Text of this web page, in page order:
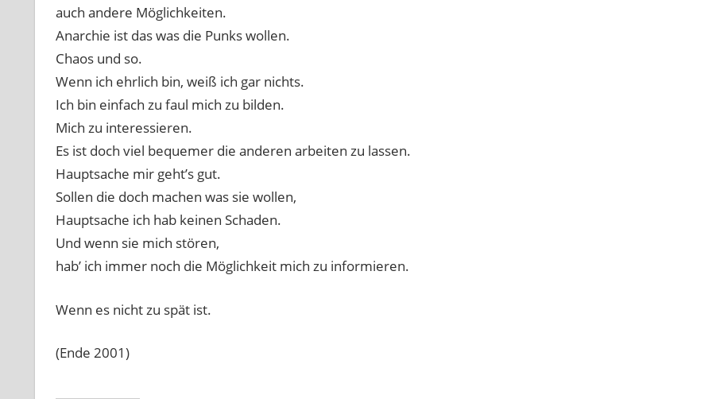
auch andere Möglichkeiten.
Anarchie ist das was die Punks wollen.
Chaos und so.
Wenn ich ehrlich bin, weiß ich gar nichts.
Ich bin einfach zu faul mich zu bilden.
Mich zu interessieren.
Es ist doch viel bequemer die anderen arbeiten zu lassen.
Hauptsache mir geht’s gut.
Sollen die doch machen was sie wollen,
Hauptsache ich hab keinen Schaden.
Und wenn sie mich stören,
hab’ ich immer noch die Möglichkeit mich zu informieren.
Wenn es nicht zu spät ist.
(Ende 2001)